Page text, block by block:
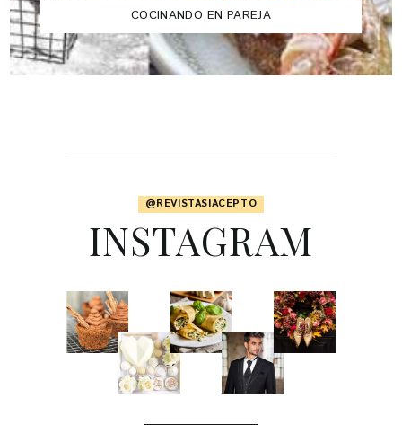
COCINANDO EN PAREJA
@REVISTASIACEPTO
INSTAGRAM